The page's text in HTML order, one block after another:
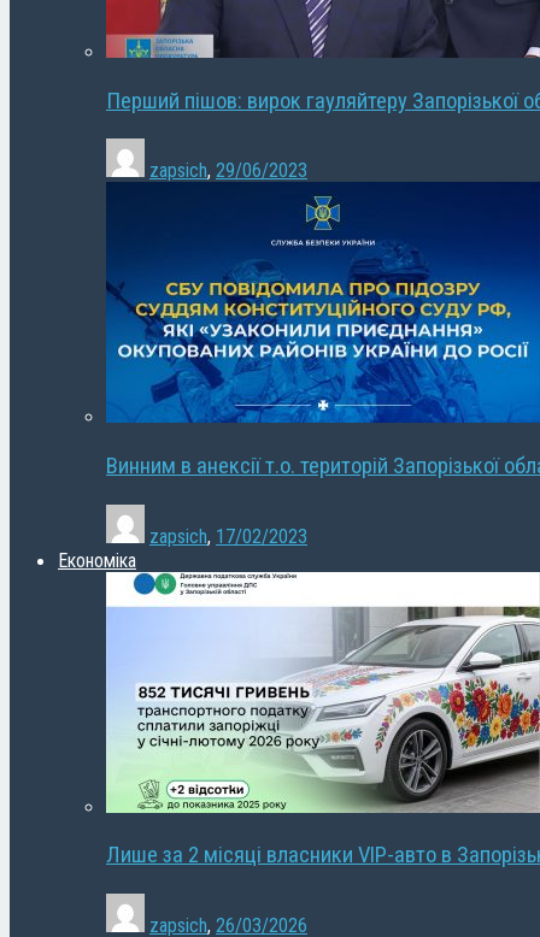
Перший пішов: вирок гауляйтеру Запорізької
zapsich, 29/06/2023
Винним в анексії т.о. територій Запорізької
zapsich, 17/02/2023
Економіка
Лише за 2 місяці власники VIP-авто в
zapsich, 26/03/2026